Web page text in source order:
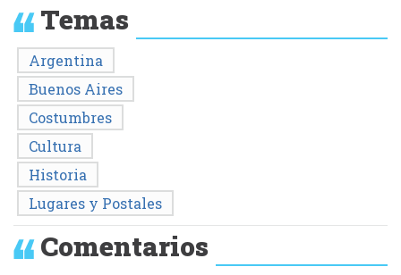
Temas
Argentina
Buenos Aires
Costumbres
Cultura
Historia
Lugares y Postales
Comentarios